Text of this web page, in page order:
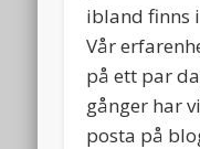
ibland finns
Vår
på ett par
gånger har
posta på